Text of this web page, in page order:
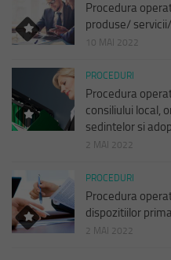
Procedura
produse/
10 MAI 2022
PROCEDURI
Procedura
consiliului local,
sedintelor si
2 MAI 2022
PROCEDURI
Procedura
dispozitiilor
2 MAI 2022